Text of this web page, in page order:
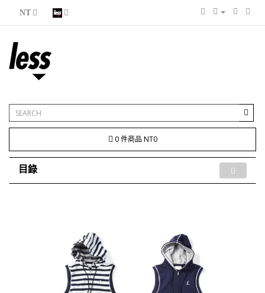
NT
0 件商品 NT0
目錄